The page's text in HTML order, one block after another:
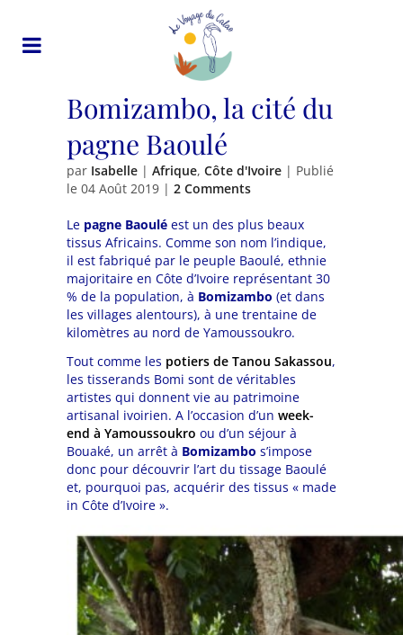
Bomizambo, la cité du
pagne Baoulé
par Isabelle | Afrique, Côte d'Ivoire | Publié
le 04 Août 2019 | 2 Comments
Le pagne Baoulé est un des plus beaux
tissus Africains. Comme son nom l’indique,
il est fabriqué par le peuple Baoulé, ethnie
majoritaire en Côte d’Ivoire représentant 30
% de la population, à Bomizambo (et dans
les villages alentours), à une trentaine de
kilomètres au nord de Yamoussoukro.
Tout comme les potiers de Tanou Sakassou,
les tisserands Bomi sont de véritables
artistes qui donnent vie au patrimoine
artisanal ivoirien. A l’occasion d’un week-
end à Yamoussoukro ou d’un séjour à
Bouaké, un arrêt à Bomizambo s’impose
donc pour découvrir l’art du tissage Baoulé
et, pourquoi pas, acquérir des tissus « made
in Côte d’Ivoire ».